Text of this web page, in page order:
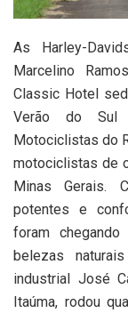
As Harley-
Marcelino
Classic Hotel
Verão do Sul
Motociclistas do
motociclistas de
Minas Gerais.
potentes e
foram
belezas
industrial José
Itaúma, rodou